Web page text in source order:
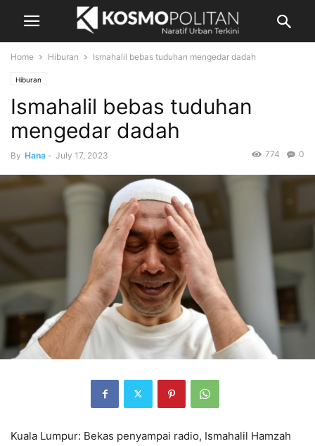
Home Hiburan Ismahalil bebas tuduhan mengedar dadah
Hiburan
Ismahalil bebas tuduhan
mengedar dadah
By Hana - July 17, 2023 0
774
Kuala Lumpur: Bekas penyampai radio, Ismahalil Hamzah